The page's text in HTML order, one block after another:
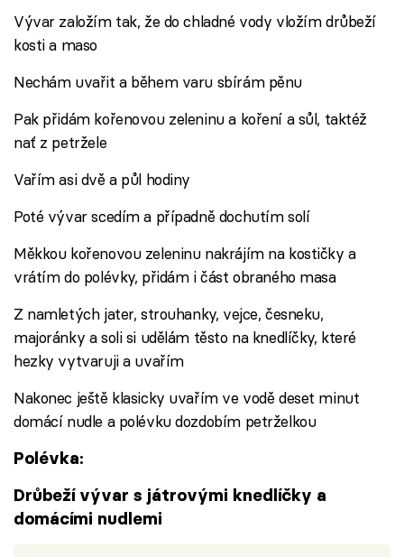
Vývar založím tak, že do chladné vody vložím drůbeží
kosti a maso
Nechám uvařit a během varu sbírám pěnu
Pak přidám kořenovou zeleninu a koření a sůl, taktéž
nať z petržele
Vařím asi dvě a půl hodiny
Poté vývar scedím a případně dochutím solí
Měkkou kořenovou zeleninu nakrájím na kostičky a
vrátím do polévky, přidám i část obraného masa
Z namletých jater, strouhanky, vejce, česneku,
majoránky a soli si udělám těsto na knedlíčky, které
hezky vytvaruji a uvařím
Nakonec ještě klasicky uvařím ve vodě deset minut
domácí nudle a polévku dozdobím petrželkou
Polévka:
Drůbeží vývar s játrovými knedlíčky a
domácími nudlemi